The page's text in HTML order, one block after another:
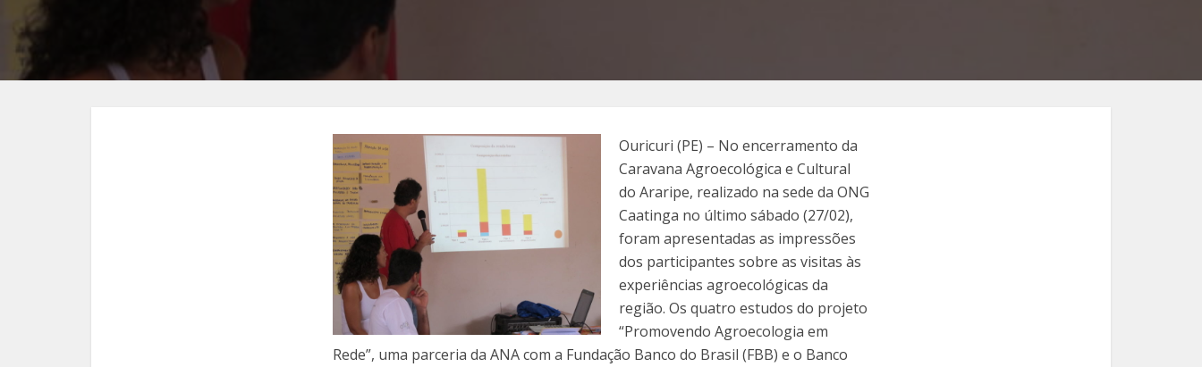
Ouricuri (PE) – No encerramento da
Caravana Agroecológica e Cultural
do Araripe, realizado na sede da ONG
Caatinga no último sábado (27/02),
foram apresentadas as impressões
dos participantes sobre as visitas às
experiências agroecológicas da
região. Os quatro estudos do projeto
“Promovendo Agroecologia em
Rede”, uma parceria da ANA com a Fundação Banco do Brasil (FBB) e o Banco